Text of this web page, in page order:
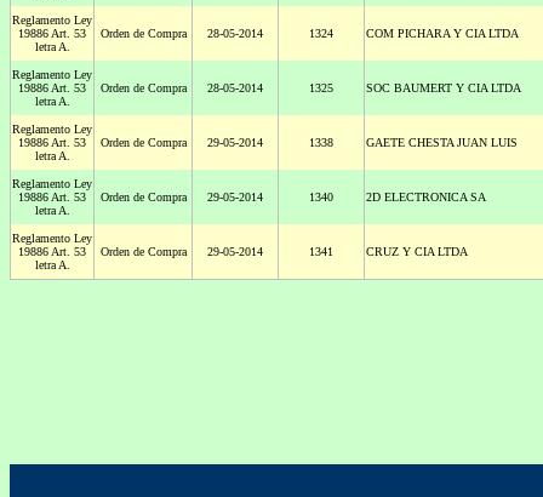
Reglamento Ley
19886 Art. 53
letra A.
Orden de Compra 28-05-2014 1324 COM PICHARA Y CIA LTDA
Reglamento Ley
19886 Art. 53
letra A.
Orden de Compra 28-05-2014 1325 SOC BAUMERT Y CIA LTDA
Reglamento Ley
19886 Art. 53
letra A.
Orden de Compra 29-05-2014 1338 GAETE CHESTA JUAN LUIS
Reglamento Ley
19886 Art. 53
letra A.
Orden de Compra 29-05-2014 1340 2D ELECTRONICA SA
Reglamento Ley
19886 Art. 53
letra A.
Orden de Compra 29-05-2014 1341 CRUZ Y CIA LTDA